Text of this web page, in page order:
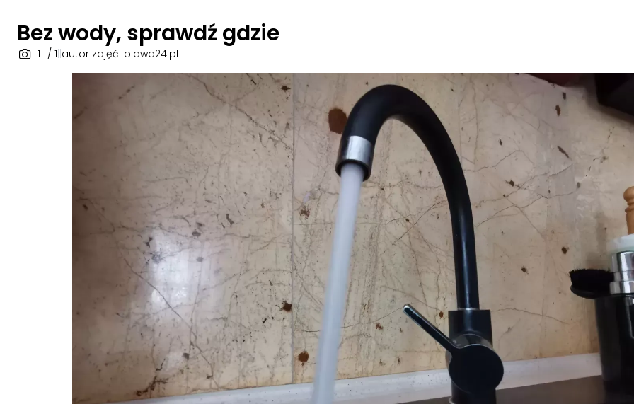
Bez wody, sprawdź gdzie
1 / 1 autor zdjęć: olawa24.pl